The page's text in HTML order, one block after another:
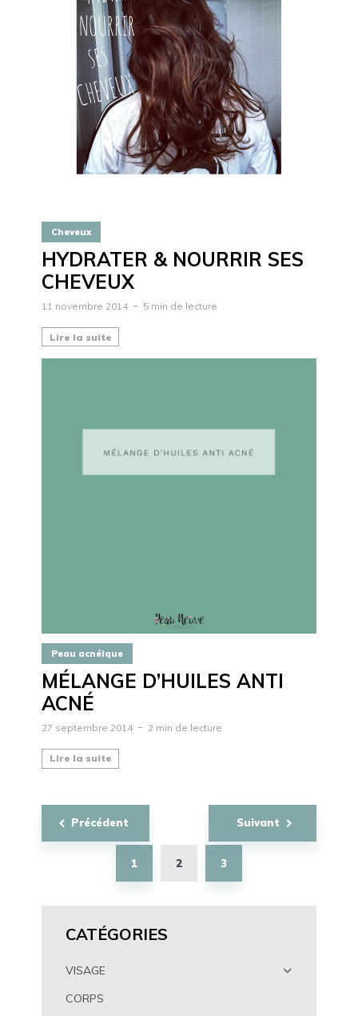
Cheveux
HYDRATER & NOURRIR SES
CHEVEUX
11 novembre 2014 5 min de lecture
Lire la suite
Peau acnéique
MÉLANGE D’HUILES ANTI
ACNÉ
27 septembre 2014 2 min de lecture
Lire la suite
CATÉGORIES
VISAGE
CORPS
Navigation
des
Précédent
1 2 3
Suivant